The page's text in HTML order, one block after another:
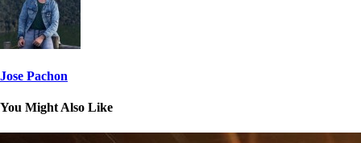
Jose Pachon
You Might Also Like